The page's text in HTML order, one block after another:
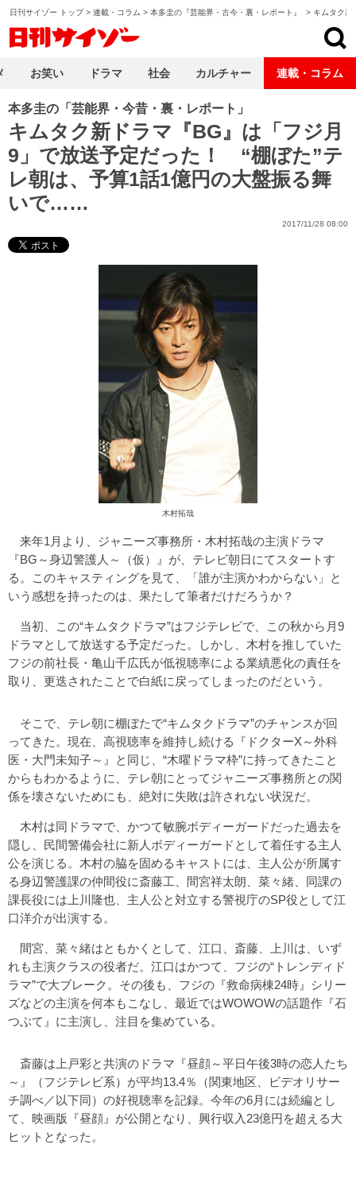
日刊サイゾー トップ> 連載・コラム > 本多圭の『芸能界・古今・裏・レポート』 > キムタク新
本多圭の「芸能界・今昔・裏・レポート」
キムタク新ドラマ『BG』は「フジ月
9」で放送予定だった！ “棚ぼた”テ
レ朝は、予算1話1億円の大盤振る舞
いで……
2017/11/28 08:00
木村拓哉
来年1月より、ジャニーズ事務所・木村拓哉の主演ドラマ
『BG～身辺警護人～（仮）』が、テレビ朝日にてスタートす
る。このキャスティングを見て、「誰が主演かわからない」と
いう感想を持ったのは、果たして筆者だけだろうか？
当初、この“キムタクドラマ”はフジテレビで、この秋から月9
ドラマとして放送する予定だった。しかし、木村を推していた
フジの前社長・亀山千広氏が低視聴率による業績悪化の責任を
取り、更迭されたことで白紙に戻ってしまったのだという。
そこで、テレ朝に棚ぼたで“キムタクドラマ”のチャンスが回
ってきた。現在、高視聴率を維持し続ける『ドクターX～外科
医・大門未知子～』と同じ、“木曜ドラマ枠”に持ってきたこと
からもわかるように、テレ朝にとってジャニーズ事務所との関
係を壊さないためにも、絶対に失敗は許されない状況だ。
木村は同ドラマで、かつて敏腕ボディーガードだった過去を
隠し、民間警備会社に新人ボディーガードとして着任する主人
公を演じる。木村の脇を固めるキャストには、主人公が所属す
る身辺警護課の仲間役に斎藤工、間宮祥太朗、菜々緒、同課の
課長役には上川隆也、主人公と対立する警視庁のSP役として江
口洋介が出演する。
間宮、菜々緒はともかくとして、江口、斎藤、上川は、いず
れも主演クラスの役者だ。江口はかつて、フジの“トレンディド
ラマ”で大ブレーク。その後も、フジの『救命病棟24時』シリー
ズなどの主演を何本もこなし、最近ではWOWOWの話題作『石
つぶて』に主演し、注目を集めている。
斎藤は上戸彩と共演のドラマ『昼顔～平日午後3時の恋人たち
～』（フジテレビ系）が平均13.4％（関東地区、ビデオリサー
チ調べ／以下同）の好視聴率を記録。今年の6月には続編とし
て、映画版『昼顔』が公開となり、興行収入23億円を超える大
ヒットとなった。
お笑い ドラマ 社会 カルチャー 連載・コラム